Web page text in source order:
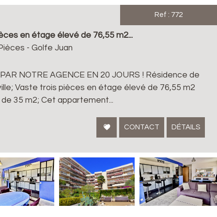
Ref : 772
en étage élevé de 76,55 m2...
- Golfe Juan
NOTRE AGENCE EN 20 JOURS ! Résidence de
Vaste trois pièces en étage élevé de 76,55 m2
35 m2; Cet appartement...
CONTACT DÉTAILS